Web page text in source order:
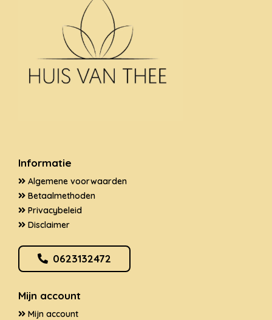
Informatie
Algemene voorwaarden
Betaalmethoden
Privacybeleid
Disclaimer
0623132472
Mijn account
Mijn account